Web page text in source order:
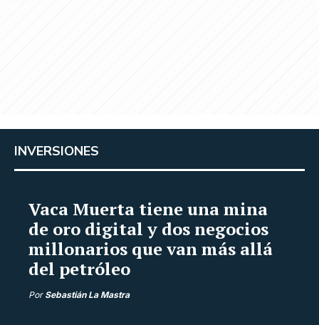
INVERSIONES
Vaca Muerta tiene una mina
de oro digital y dos negocios
millonarios que van más allá
del petróleo
Por Sebastián La Mastra